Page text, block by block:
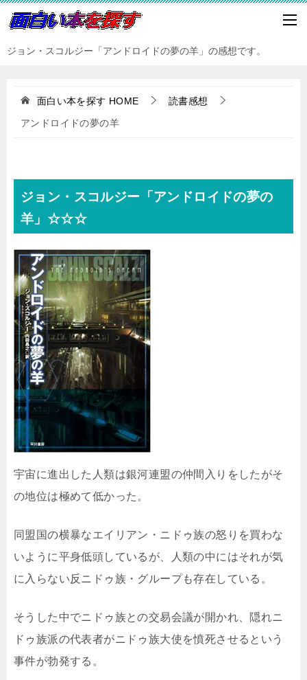
ジョン・スコルジー「アンドロイドの夢の羊」の感想です。
面白い本を探す HOME
読書感想
アンドロイドの夢の羊
ジョン・スコルジー「アンドロイドの夢の
羊」☆☆☆
宇宙に進出した人類は銀河連盟の仲間入りをしたがそ
の地位は極めて低かった。
同盟国の横暴なエイリアン・ニドゥ族の怒りを買わな
いように平身低頭しているが、人類の中にはそれが気
に入らない反ニドゥ族・グループも存在している。
そうした中でニドゥ族との交易会議が開かれ、隠れニ
ドゥ族派の代表者がニドゥ族大使を憤死させるという
事件が勃発する。